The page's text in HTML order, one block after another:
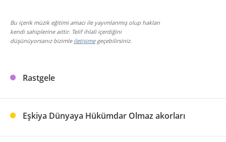
Bu içerik müzik eğitimi amacı ile yayımlanmış olup hakları
kendi sahiplerine aittir. Telif ihlali içerdiğini
düşünüyorsanız bizimle iletişimegeçebilirsiniz.
Rastgele
Eşkiya Dünyaya Hükümdar Olmaz akorları